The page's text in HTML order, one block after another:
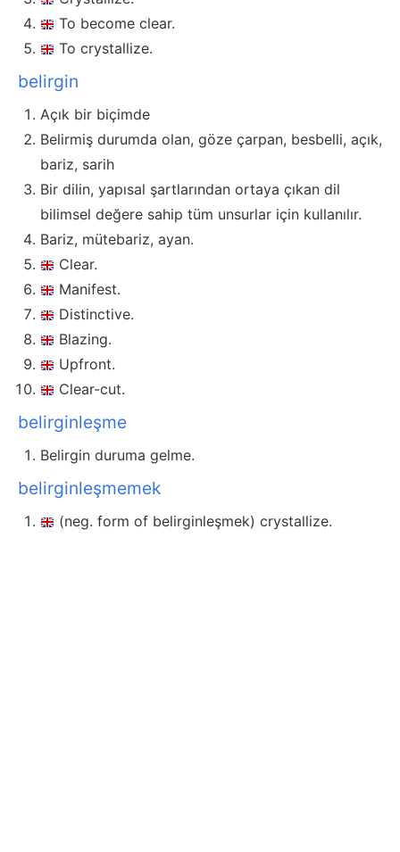
To become clear.
To crystallize.
belirgin
Açık bir biçimde
Belirmiş durumda olan, göze çarpan, besbelli, açık,
bariz, sarih
Bir dilin, yapısal şartlarından ortaya çıkan dil
bilimsel değere sahip tüm unsurlar için kullanılır.
Bariz, mütebariz, ayan.
Clear.
Manifest.
Distinctive.
Blazing.
Upfront.
Clear-cut.
belirginleşme
Belirgin duruma gelme.
belirginleşmemek
(neg. form of belirginleşmek) crystallize.